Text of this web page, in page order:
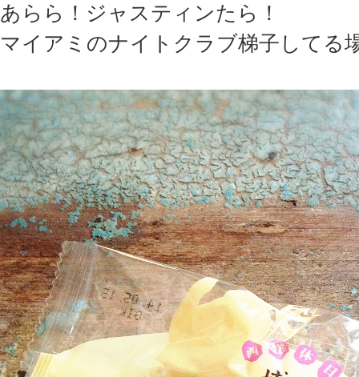
あらら！ジャスティンたら！
マイアミのナイトクラブ梯子してる